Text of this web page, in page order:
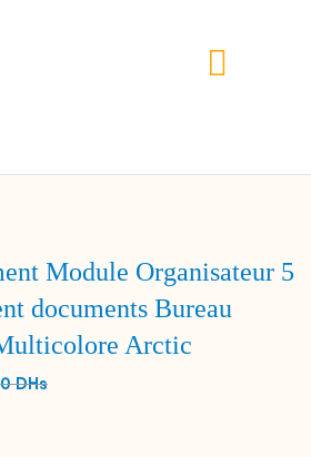
Module Organisateur 5
documents Bureau
Arctic
DHs